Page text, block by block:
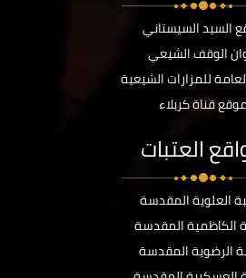
السيد السيستاني
الوقف الشيعي
للمزارات الشيعية
قناة كربلاء
العتبات
العلوية المقدسة
الكاظمية المقدسة
الرضوية المقدسة